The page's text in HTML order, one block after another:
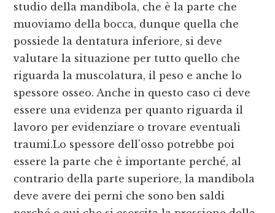
studio della mandibola, che è la parte che
muoviamo della bocca, dunque quella che
possiede la dentatura inferiore, si deve
valutare la situazione per tutto quello che
riguarda la muscolatura, il peso e anche lo
spessore osseo. Anche in questo caso ci deve
essere una evidenza per quanto riguarda il
lavoro per evidenziare o trovare eventuali
traumi.Lo spessore dell’osso potrebbe poi
essere la parte che è importante perché, al
contrario della parte superiore, la mandibola
deve avere dei perni che sono ben saldi